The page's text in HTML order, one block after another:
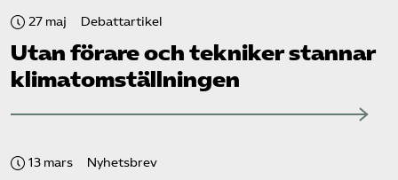
27 maj Debattartikel
Utan förare och tekniker stannar
klimat­omställningen
13 mars Nyhetsbrev